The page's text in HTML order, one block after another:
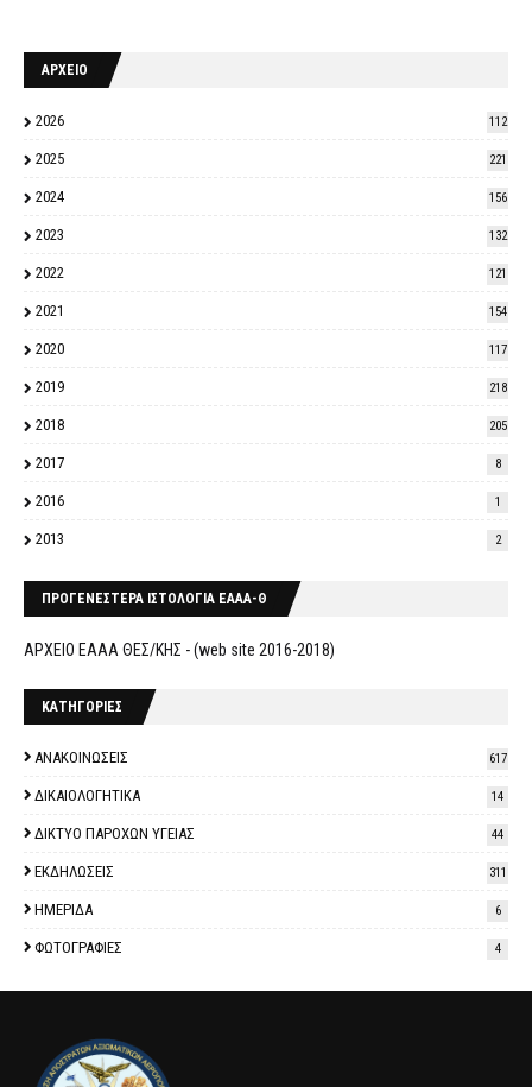
ΑΡΧΕΙΟ
2026 112
2025 221
2024 156
2023 132
2022 121
2021 154
2020 117
2019 218
2018 205
2017 8
2016 1
2013 2
ΠΡΟΓΕΝΕΣΤΕΡΑ ΙΣΤΟΛΟΓΙΑ ΕΑΑΑ-Θ
ΑΡΧΕΙΟ ΕΑΑΑ ΘΕΣ/ΚΗΣ - (web site 2016-2018)
ΚΑΤΗΓΟΡΙΕΣ
ΑΝΑΚΟΙΝΩΣΕΙΣ 617
ΔΙΚΑΙΟΛΟΓΗΤΙΚΑ 14
ΔΙΚΤΥΟ ΠΑΡΟΧΩΝ ΥΓΕΙΑΣ 44
ΕΚΔΗΛΩΣΕΙΣ 311
ΗΜΕΡΙΔΑ 6
ΦΩΤΟΓΡΑΦΙΕΣ 4